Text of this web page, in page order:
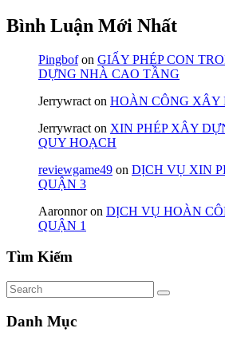
Bình Luận Mới Nhất
Pingbofon GIẤY PHÉP CON
DỰNG NHÀ CAO TẦNG
Jerrywract on HOÀN CÔNG XÂY
Jerrywract on XIN PHÉP XÂY
QUY HOẠCH
reviewgame49 on DỊCH VỤ XIN
QUẬN 3
Aaronnoron DỊCH VỤ HOÀN
QUẬN 1
Tìm Kiếm
Danh Mục